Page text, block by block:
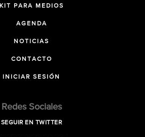
KIT PARA MEDIOS
AGENDA
NOTICIAS
CONTACTO
INICIAR SESIÓN
Redes Sociales
SEGUIR EN TWITTER